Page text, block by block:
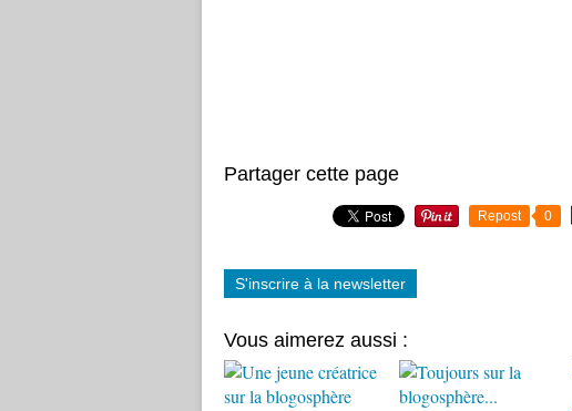
Partager cette page
Repost 0
S'inscrire à la newsletter
Vous aimerez aussi :